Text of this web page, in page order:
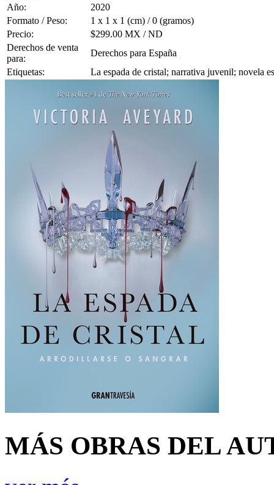
Año:
2020
Formato / Peso:
1 x 1 x 1 (cm) / 0 (gramos)
Precio:
$299.00 MX / ND
Derechos de venta
para:
Derechos para España
Etiquetas:
La espada de cristal; narrativa juvenil; novela
MÁS OBRAS DEL